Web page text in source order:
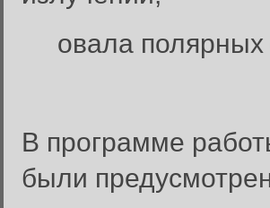
овала полярных
В программе
были